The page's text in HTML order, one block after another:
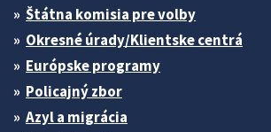
Štátna komisia pre volby
Okresné úrady/Klientske centrá
Európske programy
Policajný zbor
Azyl a migrácia